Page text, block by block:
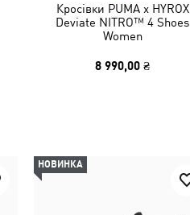
Кросівки PUMA x HYROX
Deviate NITRO™ 4 Shoes
Women
8 990,00 ₴
НОВИНКА